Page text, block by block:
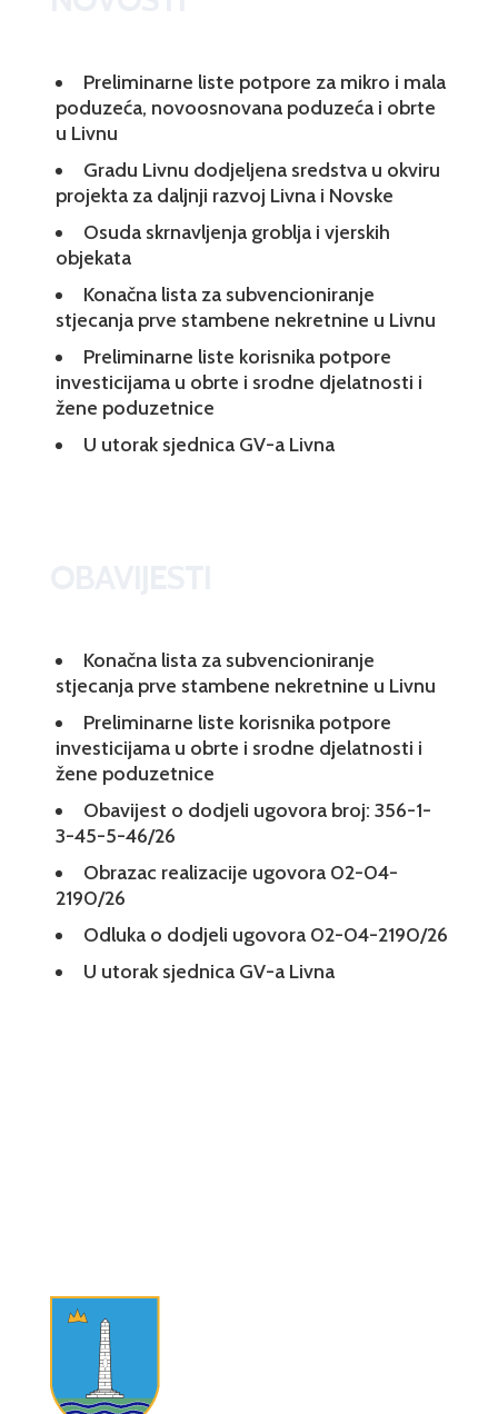
Preliminarne liste potpore za mikro i mala
poduzeća, novoosnovana poduzeća i obrte
u Livnu
Gradu Livnu dodjeljena sredstva u okviru
projekta za daljnji razvoj Livna i Novske
Osuda skrnavljenja groblja i vjerskih
objekata
Konačna lista za subvencioniranje
stjecanja prve stambene nekretnine u Livnu
Preliminarne liste korisnika potpore
investicijama u obrte i srodne djelatnosti i
žene poduzetnice
U utorak sjednica GV-a Livna
Konačna lista za subvencioniranje
stjecanja prve stambene nekretnine u Livnu
Preliminarne liste korisnika potpore
investicijama u obrte i srodne djelatnosti i
žene poduzetnice
Obavijest o dodjeli ugovora broj: 356-1-
3-45-5-46/26
Obrazac realizacije ugovora 02-04-
2190/26
Odluka o dodjeli ugovora 02-04-2190/26
U utorak sjednica GV-a Livna